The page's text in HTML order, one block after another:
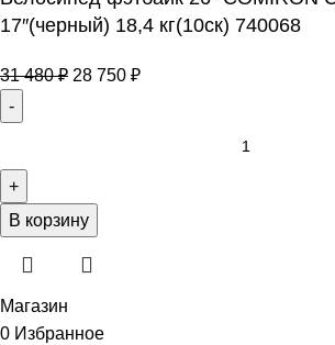
17″(черный) 18,4 кг(10cк) 740068
31 480₽ 28 750 ₽
В корзину
Магазин
0 Избранное